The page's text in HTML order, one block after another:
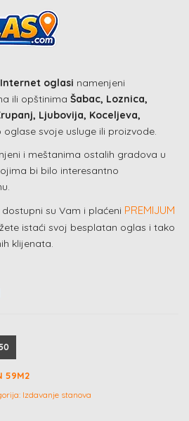
oglasi namenjeni
ili opštinima Šabac, Loznica,
Ljubovija, Koceljeva,
svoje usluge ili proizvode.
i meštanima ostalih gradova u
bi bilo interesantno
su Vam i plaćeni PREMIJUM
istaći svoj besplatan oglas i tako
klijenata.
59M2
Izdavanje stanova